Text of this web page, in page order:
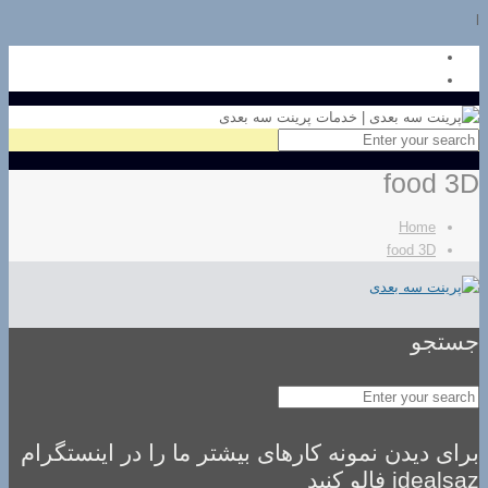
food 3D
Home
food 3D
جستجو
برای دیدن نمونه کارهای بیشتر ما را در اینستگرام
idealsaz فالو کنید